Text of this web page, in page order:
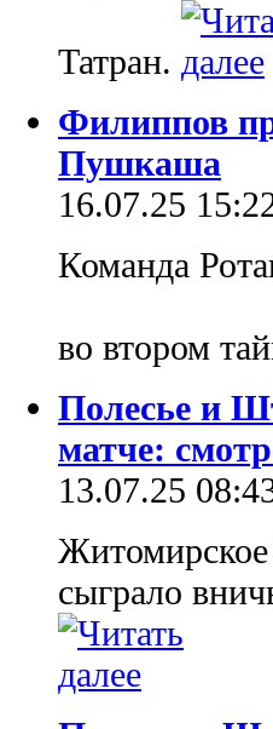
Татран.
Филиппов
Пушкаша
16.07.25
Команда
во втором
Полесье и
матче:
13.07.25
Житомирское
сыграло